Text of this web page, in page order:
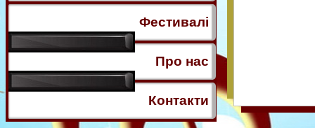
Фестивалі
Про нас
Контакти